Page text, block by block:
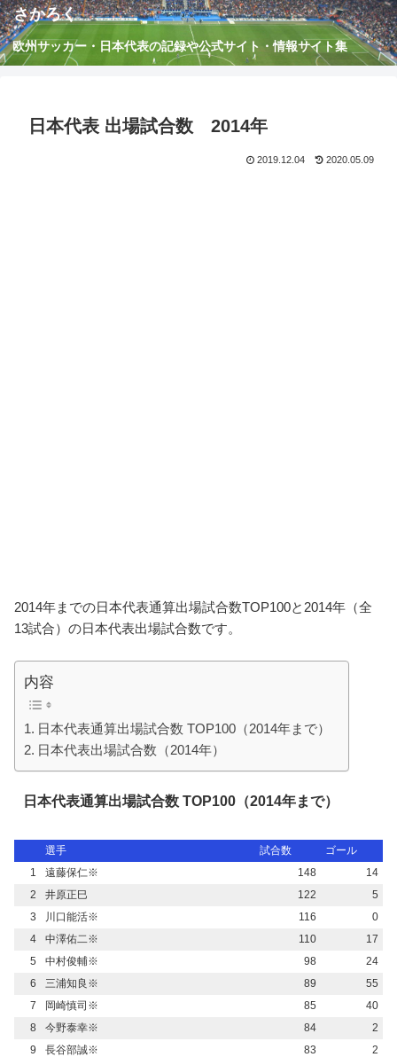
さかろく
欧州サッカー・日本代表の記録や公式サイト・情報サイト集
日本代表 出場試合数 2014年
2019.12.04 2020.05.09
2014年までの日本代表通算出場試合数TOP100と2014年（全
13試合）の日本代表出場試合数です。
内容
日本代表通算出場試合数 TOP100（2014年まで）
日本代表出場試合数（2014年）
日本代表通算出場試合数 TOP100（2014年まで）
選手 試合数
ゴール
1
遠藤保仁※ 148
14
2
井原正巳 122
5
3
川口能活※ 116
0
4
中澤佑二※ 110
17
5
中村俊輔※ 98
24
6
三浦知良※ 89
55
7
岡崎慎司※ 85
40
8
今野泰幸※ 84
2
9
長谷部誠※ 83
2